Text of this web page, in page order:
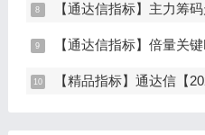
【通达信指标】主力筹码走势指标公式，主力吸
【通达信指标】倍量关键K指标公式，
【精品指标】通达信【2025双紫擒龙】指标，新版